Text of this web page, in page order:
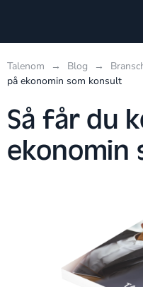
Talenom → Blog →
på ekonomin som konsult
Så får du
ekonomin